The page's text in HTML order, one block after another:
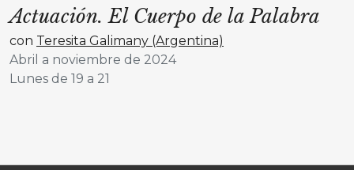
Actuación. El Cuerpo de la Palabra
con Teresita Galimany (Argentina)
Abril a noviembre de 2024
Lunes de 19 a 21